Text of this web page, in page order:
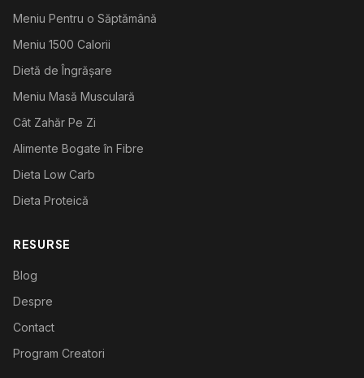
Meniu Pentru o Săptămână
Meniu 1500 Calorii
Dietă de Îngrășare
Meniu Masă Musculară
Cât Zahăr Pe Zi
Alimente Bogate în Fibre
Dieta Low Carb
Dieta Proteică
RESURSE
Blog
Despre
Contact
Program Creatori